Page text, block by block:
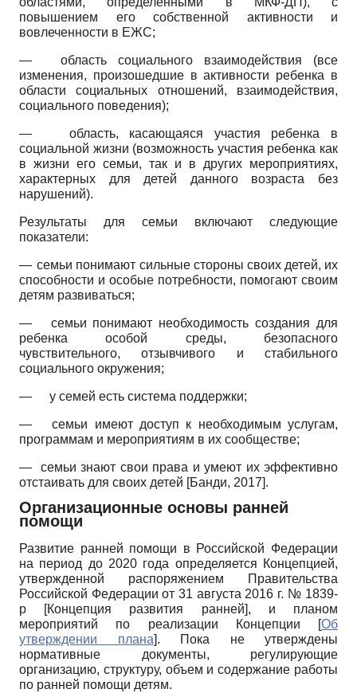
повышением его собственной активности и
вовлеченности в ЕЖС;
—
область социального взаимодействия (все
изменения, произошедшие в активности ребенка в
области социальных отношений, взаимодействия,
социального поведения);
—
область, касающаяся участия ребенка в
социальной жизни (возможность участия ребенка как
в жизни его семьи, так и в других мероприятиях,
характерных для детей данного возраста без
нарушений).
Результаты для семьи включают следующие
показатели:
— семьи понимают сильные стороны своих детей, их
способности и особые потребности, помогают своим
детям развиваться;
—
семьи понимают необходимость создания для
ребенка особой среды, безопасного
чувствительного, отзывчивого и стабильного
социального окружения;
— у семей есть система поддержки;
—
семьи имеют доступ к необходимым услугам,
программам и мероприятиям в их сообществе;
—
семьи знают свои права и умеют их эффективно
отстаивать для своих детей [Банди, 2017].
Организационные основы ранней
помощи
Развитие ранней помощи в Российской Федерации
на период до 2020 года определяется Концепцией,
утвержденной распоряжением Правительства
Российской Федерации от 31 августа 2016 г. № 1839-
р
[Концепция развития ранней], и планом
мероприятий по реализации Концепции
[Об
утверждении плана]. Пока не утверждены
нормативные документы, регулирующие
организацию, структуру, объем и содержание работы
по ранней помощи детям.